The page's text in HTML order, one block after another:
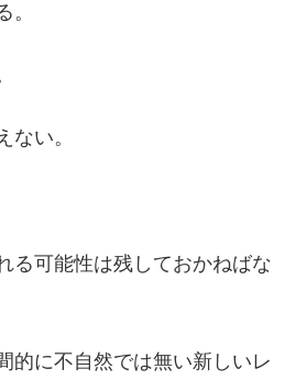
。
ない。
る可能性は残しておかねばな
的に不自然では無い新しいレ